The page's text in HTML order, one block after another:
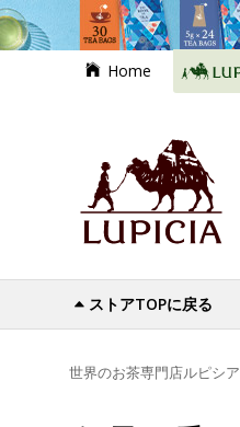
Home
ストアTOPに戻る
世界のお茶専門店ルピシア